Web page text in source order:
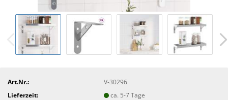
Art.Nr.:
V-30296
Lieferzeit:
ca. 5-7 Tage